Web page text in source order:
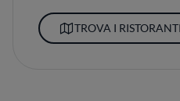
TROVA I RISTORANTI